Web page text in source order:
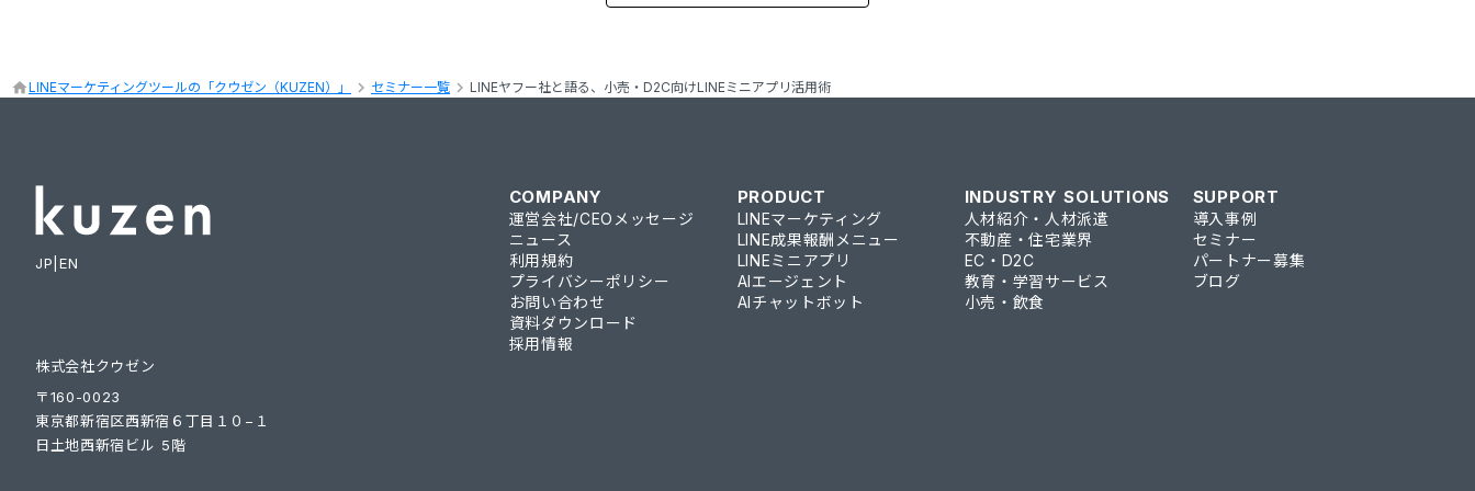
homeLINEマーケティングツールの「クウゼン（KUZEN）」 keyboard_arrow_right セミナー一覧 keyboard_arrow_right LINEヤフー社と語る、小売・D2C向けLINEミニアプリ活用術
JP EN
株式会社クウゼン
〒160-0023
東京都新宿区西新宿６丁目１０−１
日土地西新宿ビル 5階
COMPANY
運営会社/CEOメッセージ
ニュース
利用規約
プライバシーポリシー
お問い合わせ
資料ダウンロード
採用情報
PRODUCT
LINEマーケティング
LINE成果報酬メニュー
LINEミニアプリ
AIエージェント
AIチャットボット
INDUSTRY SOLUTIONS
人材紹介・人材派遣
不動産・住宅業界
EC・D2C
教育・学習サービス
小売・飲食
SUPPORT
導入事例
セミナー
パートナー募集
ブログ